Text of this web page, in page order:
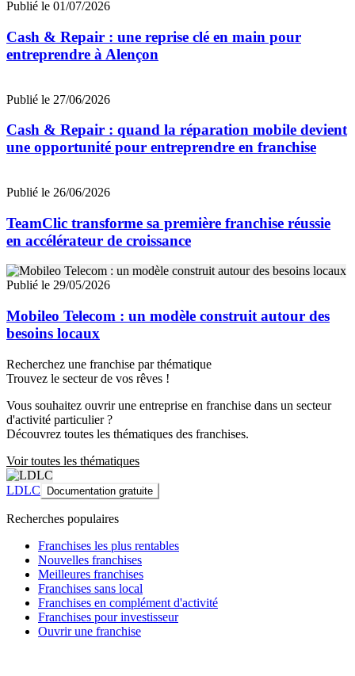
Publié le 01/07/2026
Cash & Repair : une reprise clé en main pour
entreprendre à Alençon
Publié le 27/06/2026
Cash & Repair : quand la réparation mobile devient
une opportunité pour entreprendre en franchise
Publié le 26/06/2026
TeamClic transforme sa première franchise réussie
en accélérateur de croissance
Publié le 29/05/2026
Mobileo Telecom : un modèle construit autour des
besoins locaux
Recherchez une franchise par thématique
Trouvez le secteur de vos rêves !
Vous souhaitez ouvrir une entreprise en franchise dans un secteur
d'activité particulier ?
Découvrez toutes les thématiques des franchises.
Voir toutes les thématiques
LDLC Documentation gratuite
Recherches populaires
Franchises les plus rentables
Nouvelles franchises
Meilleures franchises
Franchises sans local
Franchises en complément d'activité
Franchises pour investisseur
Ouvrir une franchise